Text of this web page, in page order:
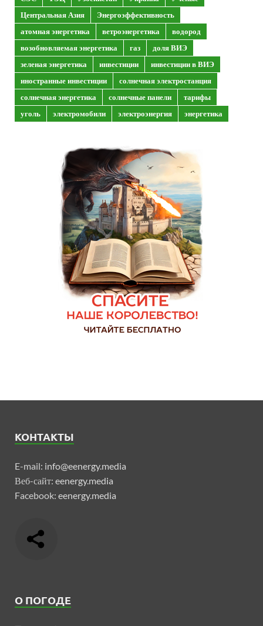
Центральная Азия
Энергоэффективность
атомная энергетика
ветроэнергетика
водород
возобновляемая энергетика
газ
доля ВИЭ
зеленая энергетика
инвестиции
инвестиции в ВИЭ
иностранные инвестиции
солнечная электростанция
солнечная энергетика
солнечные панели
тарифы
уголь
электромобили электроэнергия энергетика
КОНТАКТЫ
E-mail: info@eenergy.media
Веб-сайт: eenergy.media
Facebook: eenergy.media
О ПОГОДЕ